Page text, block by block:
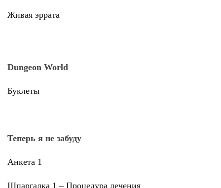
Живая эррата
Dungeon World
Буклеты
Теперь я не забуду
Анкета 1
Шпаргалка 1 – Процедура лечения